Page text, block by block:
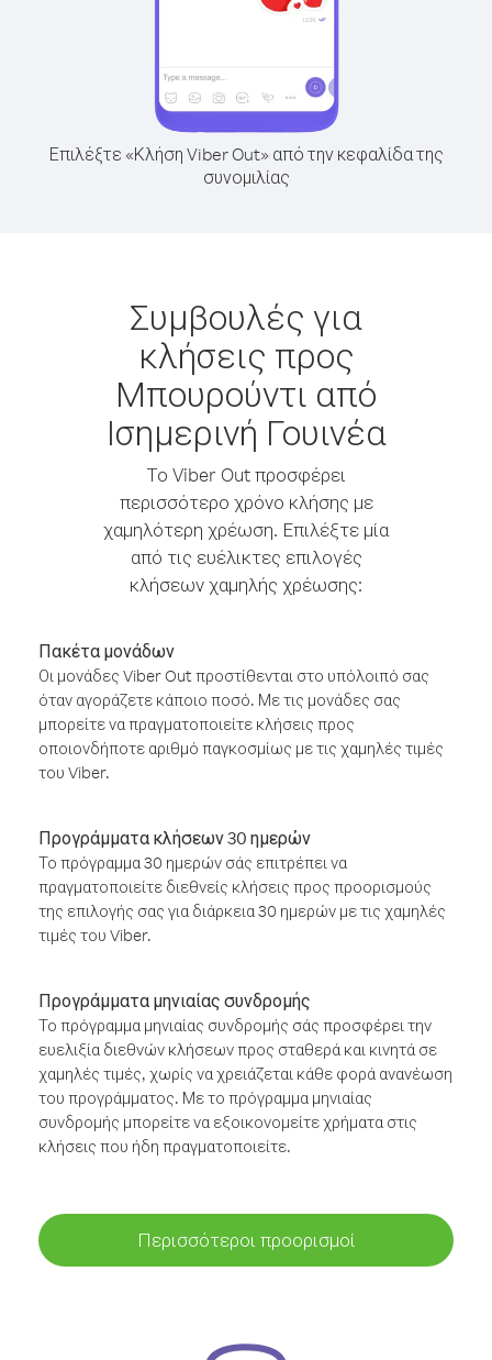
Επιλέξτε «Κλήση Viber Out» από την κεφαλίδα της
συνομιλίας
Συμβουλές για
κλήσεις προς
Μπουρούντι από
Ισημερινή Γουινέα
Το Viber Out προσφέρει
περισσότερο χρόνο κλήσης με
χαμηλότερη χρέωση. Επιλέξτε μία
από τις ευέλικτες επιλογές
κλήσεων χαμηλής χρέωσης:
Πακέτα μονάδων
Οι μονάδες Viber Out προστίθενται στο υπόλοιπό σας
όταν αγοράζετε κάποιο ποσό. Με τις μονάδες σας
μπορείτε να πραγματοποιείτε κλήσεις προς
οποιονδήποτε αριθμό παγκοσμίως με τις χαμηλές τιμές
του Viber.
Προγράμματα κλήσεων 30 ημερών
Το πρόγραμμα 30 ημερών σάς επιτρέπει να
πραγματοποιείτε διεθνείς κλήσεις προς προορισμούς
της επιλογής σας για διάρκεια 30 ημερών με τις χαμηλές
τιμές του Viber.
Προγράμματα μηνιαίας συνδρομής
Το πρόγραμμα μηνιαίας συνδρομής σάς προσφέρει την
ευελιξία διεθνών κλήσεων προς σταθερά και κινητά σε
χαμηλές τιμές, χωρίς να χρειάζεται κάθε φορά ανανέωση
του προγράμματος. Με το πρόγραμμα μηνιαίας
συνδρομής μπορείτε να εξοικονομείτε χρήματα στις
κλήσεις που ήδη πραγματοποιείτε.
Περισσότεροι προορισμοί